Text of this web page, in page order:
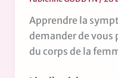
Apprendre la
demander de vous
du corps de la